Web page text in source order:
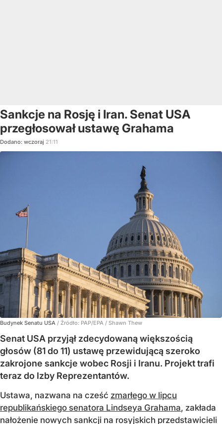
Sankcje na Rosję i Iran. Senat USA
przegłosował ustawę Grahama
Dodano: wczoraj 21:11
Budynek Senatu USA / Źródło: PAP/EPA / Shawn Thew
Senat USA przyjął zdecydowaną większością
głosów (81 do 11) ustawę przewidującą szeroko
zakrojone sankcje wobec Rosji i Iranu. Projekt trafi
teraz do Izby Reprezentantów.
Ustawa, nazwana na cześć zmarłego w lipcu
republikańskiego senatora Lindseya Grahama, zakłada
nałożenie nowych sankcji na rosyjskich przedstawicieli